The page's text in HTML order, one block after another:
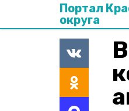
Портал
округа